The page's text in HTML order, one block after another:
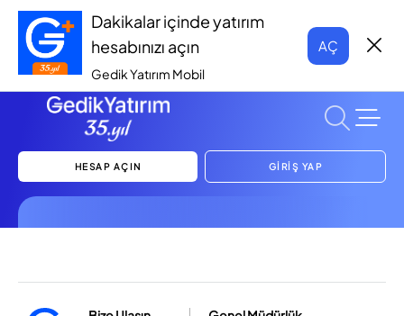
Dakikalar içinde yatırım
hesabınızı açın
Gedik Yatırım Mobil
AÇ
HESAP AÇIN GİRİŞ YAP